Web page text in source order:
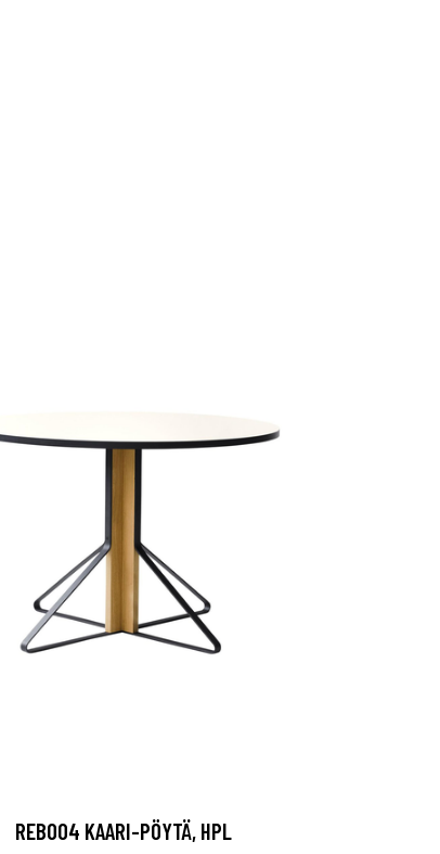
REB004 KAARI-PÖYTÄ, HPL